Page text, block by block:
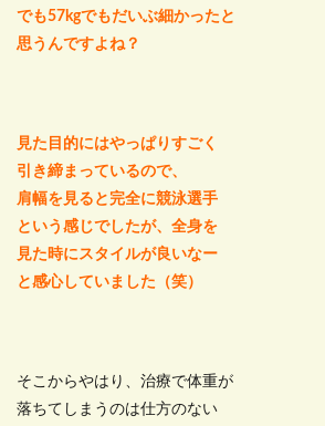
でも57kgでもだいぶ細かったと
思うんですよね？
見た目的にはやっぱりすごく
引き締まっているので、
肩幅を見ると完全に競泳選手
という感じでしたが、全身を
見た時にスタイルが良いなー
と感心していました（笑）
そこからやはり、治療で体重が
落ちてしまうのは仕方のない